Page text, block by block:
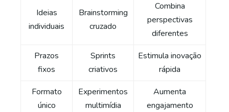
Ideias
individuais
Brainstorming
cruzado
Combina
perspectivas
diferentes
Prazos
fixos
Sprints
criativos
Estimula inovação
rápida
Formato
único
Experimentos
multimídia
Aumenta
engajamento